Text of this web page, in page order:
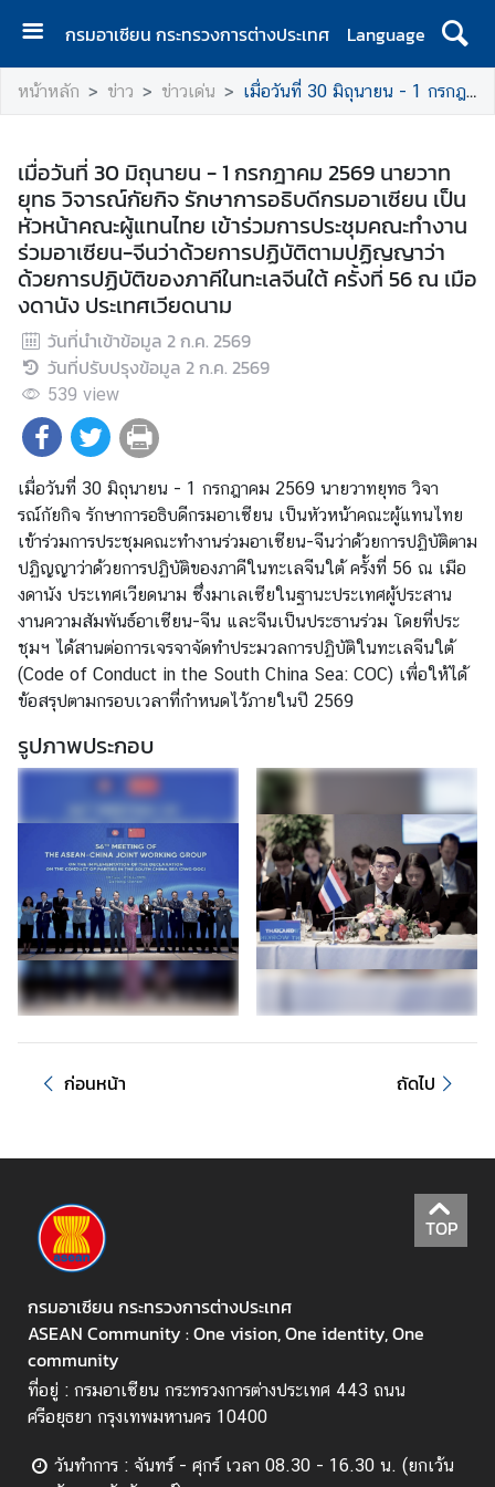
กรมอาเซียน กระทรวงการต่างประเทศ
Language
ห
น้
ลั
ก
เ
กี่
ย
ว
กั
บ
ร
เ
กี่
ย
ว
กั
บ
อ
า
เ
ซี
น
ค
ว
า
ม
สั
บ
า
ย
น
อ
ก
ข่
า
ส
หน้าหลัก ข่าว ข่าวเด่น เมื่อวันที่ 30 มิถุนายน - 1 กรกฎาคม 2569 นายวาทยุทธ วิจารณ์กัยกิจ รักษาการอธิบดีกรมอาเซียน เป็นหัวหน้าคณะผู้แทนไทย เข้าร่วมการประชุมคณะทำงานร่วมอาเซียน-จีนว่าด้วยการปฏิบัติตามปฏิญญาว่าด้วยการปฏิบัติของภาคีในทะเลจีนใต้ ครั้งที่ 56 ณ เมืองดานัง ประเทศเวียดนาม
เมื่อวันที่ 30 มิถุนายน - 1 กรกฎาคม 2569 นายวาท
ยุทธ วิจารณ์กัยกิจ รักษาการอธิบดีกรมอาเซียน เป็น
หัวหน้าคณะผู้แทนไทย เข้าร่วมการประชุมคณะทำงาน
ร่วมอาเซียน-จีนว่าด้วยการปฏิบัติตามปฏิญญาว่า
ด้วยการปฏิบัติของภาคีในทะเลจีนใต้ ครั้งที่ 56 ณ เมือ
งดานัง ประเทศเวียดนาม
วันที่นำเข้าข้อมูล 2 ก.ค. 2569
วันที่ปรับปรุงข้อมูล 2 ก.ค. 2569
539 view
เมื่อวันที่ 30 มิถุนายน - 1 กรกฎาคม 2569 นายวาทยุทธ วิจา
รณ์กัยกิจ รักษาการอธิบดีกรมอาเซียน เป็นหัวหน้าคณะผู้แทนไทย
เข้าร่วมการประชุมคณะทำงานร่วมอาเซียน-จีนว่าด้วยการปฏิบัติตาม
ปฏิญญาว่าด้วยการปฏิบัติของภาคีในทะเลจีนใต้ ครั้งที่ 56 ณ เมือ
งดานัง ประเทศเวียดนาม ซึ่งมาเลเซียในฐานะประเทศผู้ประสาน
งานความสัมพันธ์อาเซียน-จีน และจีนเป็นประธานร่วม โดยที่ประ
ชุมฯ ได้สานต่อการเจรจาจัดทำประมวลการปฏิบัติในทะเลจีนใต้
(Code of Conduct in the South China Sea: COC) เพื่อให้ได้
ข้อสรุปตามกรอบเวลาที่กำหนดไว้ภายในปี 2569
รูปภาพประกอบ
ก่อนหน้า ถัดไป
TOP
กรมอาเซียน กระทรวงการต่างประเทศ
ASEAN Community : One vision, One identity, One
community
ที่อยู่ : กรมอาเซียน กระทรวงการต่างประเทศ 443 ถนน
ศรีอยุธยา กรุงเทพมหานคร 10400
วันทำการ : จันทร์ - ศุกร์ เวลา 08.30 - 16.30 น. (ยกเว้น